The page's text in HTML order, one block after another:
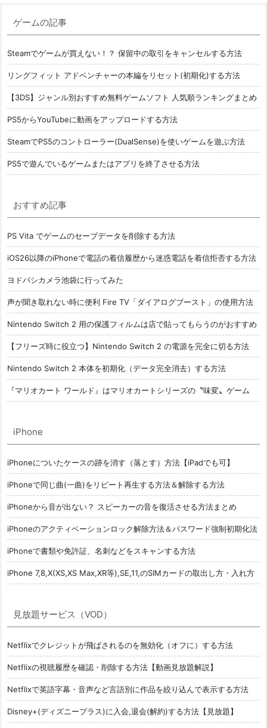
ゲームの記事
Steamでゲームが買えない！？ 保留中の取引をキャンセルする方法
リングフィット アドベンチャーの本編をリセット(初期化)する方法
【3DS】ジャンル別おすすめ無料ゲームソフト 人気順ランキングまとめ
PS5からYouTubeに動画をアップロードする方法
SteamでPS5のコントローラー(DualSense)を使いゲームを遊ぶ方法
PS5で遊んでいるゲームまたはアプリを終了させる方法
おすすめ記事
PS Vita でゲームのセーブデータを削除する方法
iOS26以降のiPhoneで電話の着信履歴から迷惑電話を着信拒否する方法
ヨドバシカメラ池袋に行ってみた
声が聞き取れない時に便利 Fire TV「ダイアログブースト」の使用方法
Nintendo Switch 2 用の保護フィルムは店で貼ってもらうのがおすすめ
【フリーズ時に役立つ】Nintendo Switch 2 の電源を完全に切る方法
Nintendo Switch 2 本体を初期化（データ完全消去）する方法
『マリオカート ワールド』はマリオカートシリーズの〝味変〟ゲーム
iPhone
iPhoneについたケースの跡を消す（落とす）方法【iPadでも可】
iPhoneで同じ曲(一曲)をリピート再生する方法＆解除する方法
iPhoneから音が出ない？ スピーカーの音を復活させる方法まとめ
iPhoneのアクティベーションロック解除方法＆パスワード強制初期化法
iPhoneで書類や免許証、名刺などをスキャンする方法
iPhone 7,8,X(XS,XS Max,XR等),SE,11,のSIMカードの取出し方・入れ方
見放題サービス（VOD）
Netflixでクレジットが飛ばされるのを無効化（オフに）する方法
Netflixの視聴履歴を確認・削除する方法【動画見放題解説】
Netflixで英語字幕・音声など言語別に作品を絞り込んで表示する方法
Disney+(ディズニープラス)に入会,退会(解約)する方法【見放題】